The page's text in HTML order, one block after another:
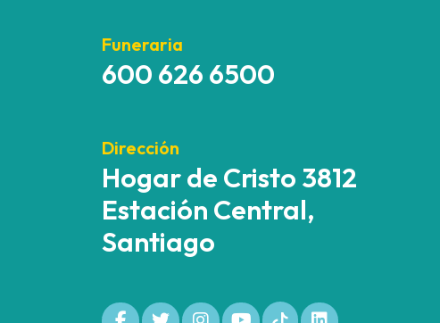
Funeraria
600 626 6500
Dirección
Hogar de Cristo 3812
Estación Central,
Santiago